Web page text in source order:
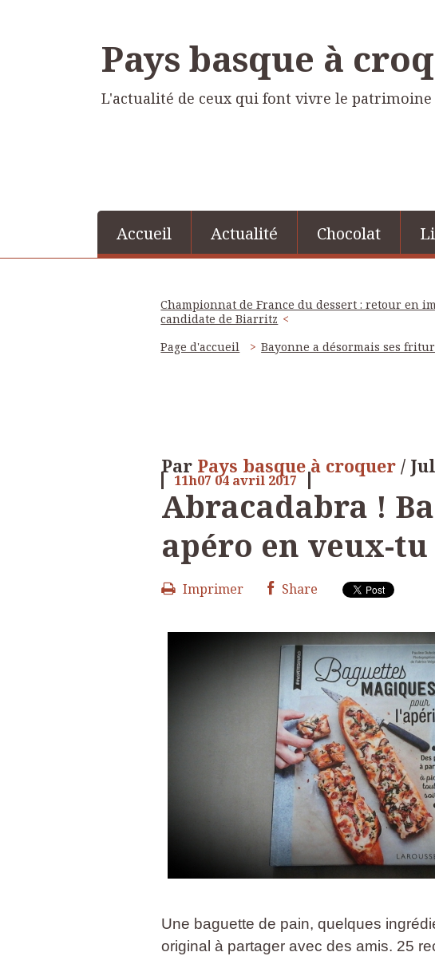
Pays basque à
L'actualité de ceux qui font vivre le patrimoine
Accueil Actualité Chocolat
Championnat de France du dessert : retour en
candidate de Biarritz
Page d'accueil
Bayonne a désormais ses
Par Pays basque à croquer /
11h07 04 avril 2017
Abracadabra !
apéro en veux-
Imprimer Share
Une baguette de pain, quelques
original à partager avec des amis. 25